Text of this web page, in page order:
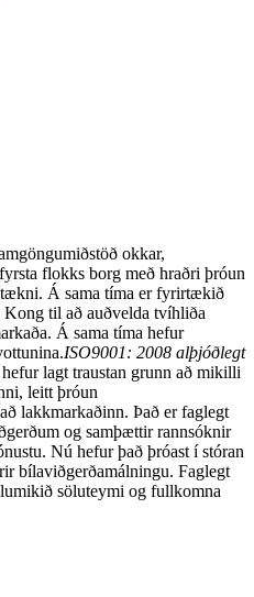
okkar,
flokks borg með hraðri þróun
Á sama tíma er fyrirtækið
til að auðvelda tvíhliða
Á sama tíma hefur
ISO9001: 2008 alþjóðlegt
hefur lagt traustan grunn að mikilli
leitt þróun
lakkmarkaðinn. Það er faglegt
og samþættir rannsóknir
Nú hefur það þróast í stóran
bílaviðgerðamálningu. Faglegt
söluteymi og fullkomna